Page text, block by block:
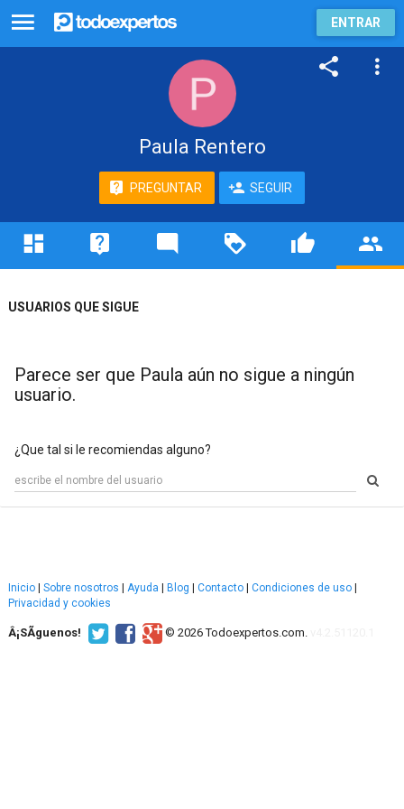
ENTRAR
Paula Rentero
PREGUNTAR SEGUIR
USUARIOS QUE SIGUE
Parece ser que Paula aún no sigue a ningún
usuario.
¿Que tal si le recomiendas alguno?
Inicio Sobre nosotros Ayuda Blog Contacto Condiciones de uso
Privacidad y cookies
Â¡SÃ­guenos! © 2026 Todoexpertos.com.